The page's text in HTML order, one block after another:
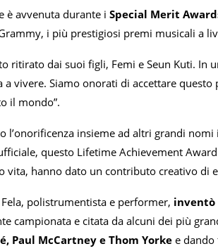
è avvenuta durante i Special Merit
i più prestigiosi premi musicali a
ritirato dai suoi figli, Femi e Seun Kuti. In
a vivere. Siamo onorati di accettare
il mondo”.
l’onorificenza insieme ad altri grandi
questo Lifetime Achievement
vita, hanno dato un contributo creativo di
Fela, polistrumentista e performer, inventò
campionata e citata da alcuni dei più
Paul McCartney e Thom Yorke e dando